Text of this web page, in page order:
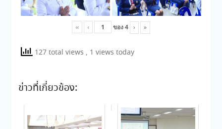
« ‹ ของ4 › »
127 total views , 1 views today
ข่าวที่เกี่ยวข้อง: